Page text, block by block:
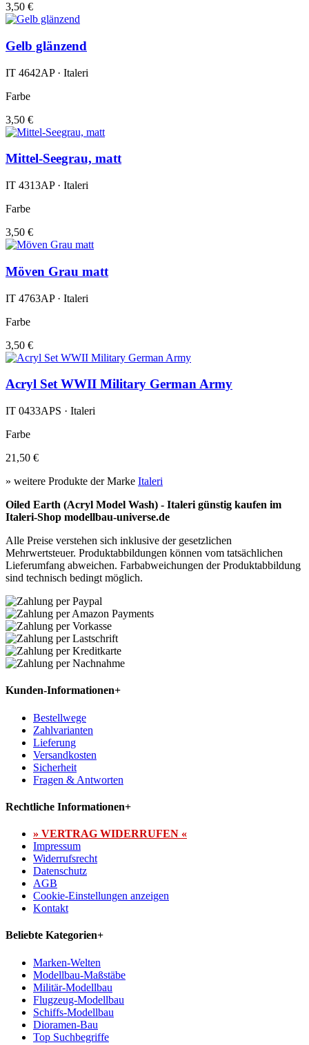
3,50 €
Gelb glänzend
IT 4642AP · Italeri
Farbe
3,50 €
Mittel-Seegrau, matt
IT 4313AP · Italeri
Farbe
3,50 €
Möven Grau matt
IT 4763AP · Italeri
Farbe
3,50 €
Acryl Set WWII Military German Army
IT 0433APS · Italeri
Farbe
21,50 €
» weitere Produkte der Marke Italeri
Oiled Earth (Acryl Model Wash) - Italeri günstig kaufen im
Italeri-Shop modellbau-universe.de
Alle Preise verstehen sich inklusive der gesetzlichen
Mehrwertsteuer. Produktabbildungen können vom tatsächlichen
Lieferumfang abweichen. Farbabweichungen der Produktabbildung
sind technisch bedingt möglich.
Kunden-Informationen+
Bestellwege
Zahlvarianten
Lieferung
Versandkosten
Sicherheit
Fragen & Antworten
Rechtliche Informationen+
» VERTRAG WIDERRUFEN «
Impressum
Widerrufsrecht
Datenschutz
AGB
Cookie-Einstellungen anzeigen
Kontakt
Beliebte Kategorien+
Marken-Welten
Modellbau-Maßstäbe
Militär-Modellbau
Flugzeug-Modellbau
Schiffs-Modellbau
Dioramen-Bau
Top Suchbegriffe